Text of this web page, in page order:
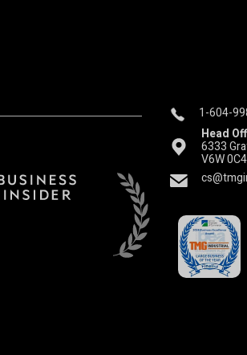
1-604-
Head
6333
V6W